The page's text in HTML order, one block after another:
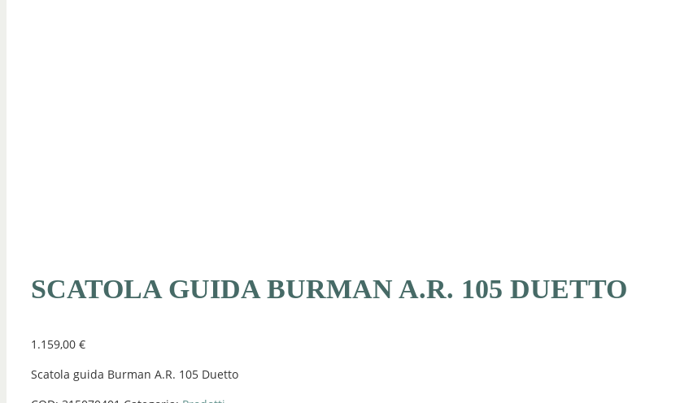
SCATOLA GUIDA BURMAN A.R. 105 DUETTO
1.159,00 €
Scatola guida Burman A.R. 105 Duetto